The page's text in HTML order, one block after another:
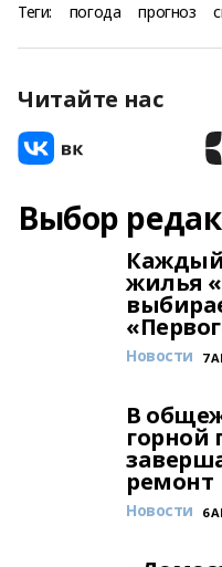
Теги: погода прогноз
Читайте нас
Выбор
Каждый
жилья
Новости 7
В
ремонт
Новости 6